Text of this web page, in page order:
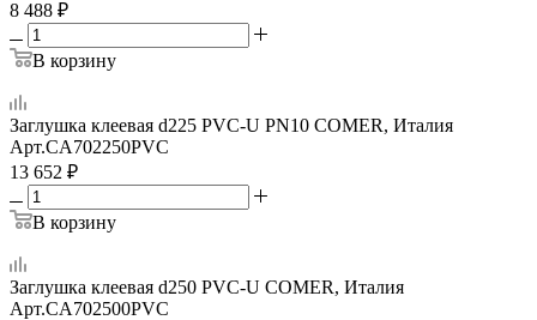
8 488 ₽
В корзину
Заглушка клеевая d225 PVC-U PN10 COMER, Италия
Арт.CA702250PVC
13 652 ₽
В корзину
Заглушка клеевая d250 PVC-U COMER, Италия
Арт.CA702500PVC